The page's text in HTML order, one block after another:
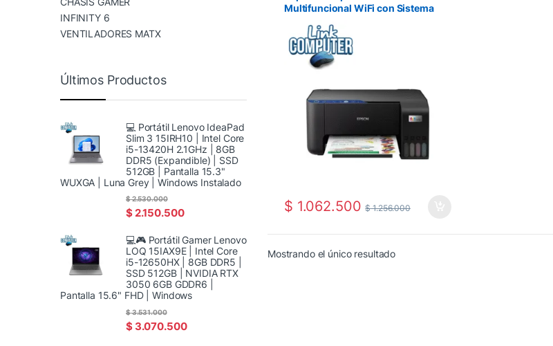
Multifuncional WiFi con Sistema
Tinta
$ 1.062.500 $1.256.000
Mostrando el único resultado
INFINITY 6
VENTILADORES MATX
Últimos Productos
💻 Portátil Lenovo IdeaPad
Slim 3 15IRH10 | Intel Core
i5-13420H 2.1GHz | 8GB
DDR5 (Expandible) | SSD
512GB | Pantalla 15.3"
WUXGA | Luna Grey | Windows Instalado
$2.150.500
$2.530.000
💻🎮 Portátil Gamer Lenovo
LOQ 15IAX9E | Intel Core
i5-12650HX | 8GB DDR5 |
SSD 512GB | NVIDIA RTX
3050 6GB GDDR6 |
Pantalla 15.6" FHD | Windows
$3.070.500
$3.531.000